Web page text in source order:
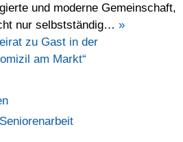
und moderne Gemeinschaft,
nur selbstständig… »
zu Gast in der
am Markt“
Seniorenarbeit